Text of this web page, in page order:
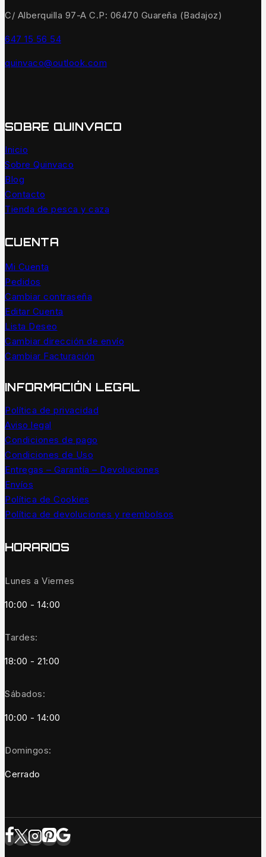
C/ Alberquilla 97-A C.P: 06470 Guareña (Badajoz)
647 15 56 54
quinvaco@outlook.com
SOBRE QUINVACO
Inicio
Sobre Quinvaco
Blog
Contacto
Tienda de pesca y caza
CUENTA
Mi Cuenta
Pedidos
Cambiar contraseña
Editar Cuenta
Lista Deseo
Cambiar dirección de envío
Cambiar Facturación
INFORMACIÓN LEGAL
Política de privacidad
Aviso legal
Condiciones de pago
Condiciones de Uso
Entregas – Garantía – Devoluciones
Envíos
Política de Cookies
Política de devoluciones y reembolsos
HORARIOS
Lunes a Viernes
10:00 - 14:00
Tardes:
18:00 - 21:00
Sábados:
10:00 - 14:00
Domingos:
Cerrado